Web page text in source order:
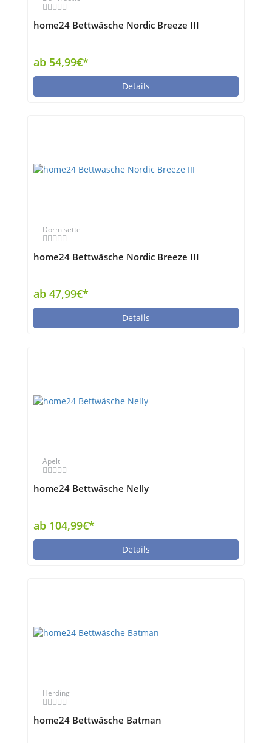
home24 Bettwäsche Nordic Breeze III
ab 54,99€*
Details
Dormisette
home24 Bettwäsche Nordic Breeze III
ab 47,99€*
Details
Apelt
home24 Bettwäsche Nelly
ab 104,99€*
Details
Herding
home24 Bettwäsche Batman